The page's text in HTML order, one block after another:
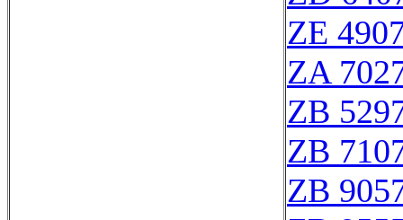
ZE
ZA
ZB
ZB
ZB